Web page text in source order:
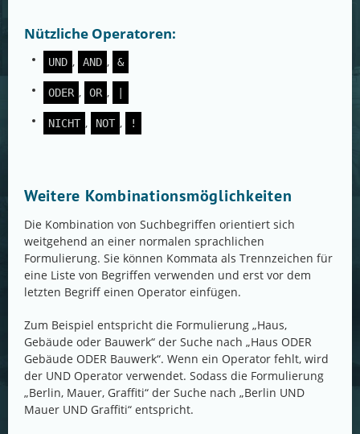
Nützliche Operatoren:
UND , AND , &
ODER , OR ,
NICHT , NOT , !
Weitere Kombinationsmöglichkeiten
Die Kombination von Suchbegriffen orientiert sich
weitgehend an einer normalen sprachlichen
Formulierung. Sie können Kommata als Trennzeichen für
eine Liste von Begriffen verwenden und erst vor dem
letzten Begriff einen Operator einfügen.
Zum Beispiel entspricht die Formulierung „Haus,
Gebäude oder Bauwerk“ der Suche nach „Haus ODER
Gebäude ODER Bauwerk“. Wenn ein Operator fehlt, wird
der UND Operator verwendet. Sodass die Formulierung
„Berlin, Mauer, Graffiti“ der Suche nach „Berlin UND
Mauer UND Graffiti“ entspricht.